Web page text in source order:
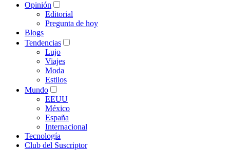
Opinión
Editorial
Pregunta de hoy
Blogs
Tendencias
Lujo
Viajes
Moda
Estilos
Mundo
EEUU
México
España
Internacional
Tecnología
Club del Suscriptor